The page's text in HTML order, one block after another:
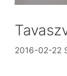
2016-02-22